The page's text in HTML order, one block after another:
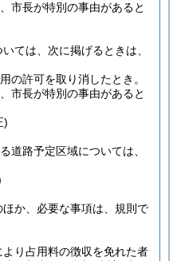
市長が特別の事由があると
ては、次に掲げるときは、
の許可を取り消したとき。
市長が特別の事由があると
)
道路予定区域については、
か、必要な事項は、規則で
り占用料の徴収を免れた者